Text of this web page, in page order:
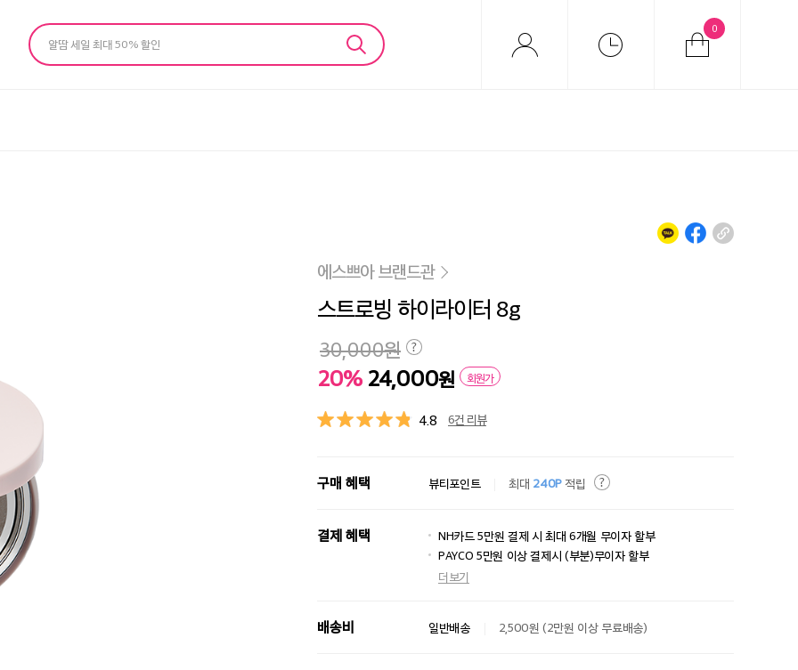
알땀 세일 최대 50% 할인
0
에스쁘아 브랜드관
스트로빙 하이라이터 8g
20% 24,000원 회원가
30,000원
4.8 6건 리뷰
구매 혜택 뷰티포인트 최대 240P적립
결제 혜택
NH카드 5만원 결제 시 최대 6개월 무이자 할부
PAYCO 5만원 이상 결제시 (부분)무이자 할부
더보기
배송비 일반배송 2,500원 (2만원 이상 무료배송)